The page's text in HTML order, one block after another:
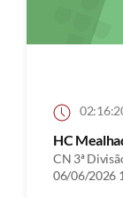
HC
CN 3ª
06/06/2026